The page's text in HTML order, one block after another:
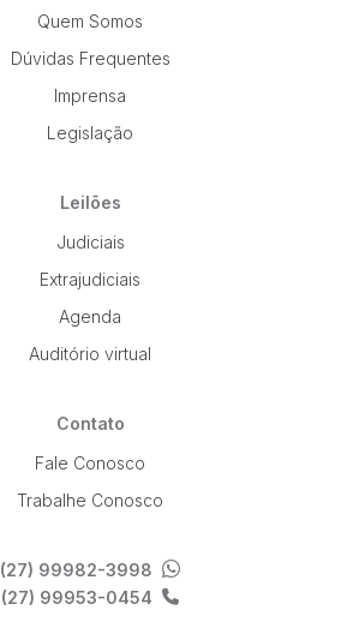
Quem Somos
Dúvidas Frequentes
Imprensa
Legislação
Leilões
Judiciais
Extrajudiciais
Agenda
Auditório virtual
Contato
Fale Conosco
Trabalhe Conosco
(27) 99982-3998
(27) 99953-0454